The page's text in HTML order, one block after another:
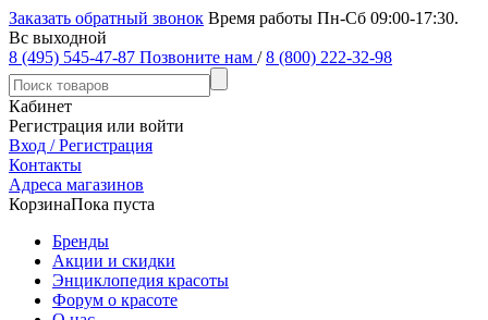
Заказать обратный звонок Время работы Пн-Сб 09:00-17:30.
Вс выходной
8 (495) 545-47-87 Позвоните нам / 8 (800) 222-32-98
Кабинет
Регистрация или войти
Вход / Регистрация
Контакты
Адреса магазинов
КорзинаПока пуста
Бренды
Акции и скидки
Энциклопедия красоты
Форум о красоте